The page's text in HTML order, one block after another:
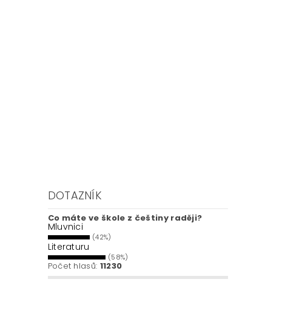
DOTAZNÍK
Co máte ve škole z češtiny raději?
Mluvnici
(42%)
Literaturu
(58%)
Počet hlasů: 11230